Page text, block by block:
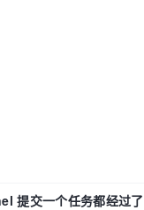
提交一个任务都经过了